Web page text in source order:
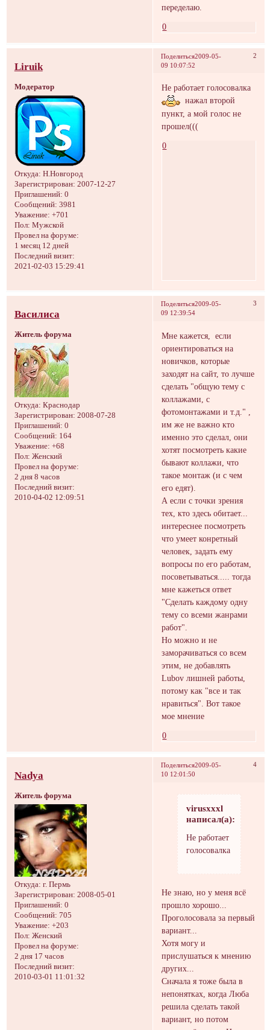
переделаю.
0
Поделиться 2
2009-05-
09 10:07:52
Liruik
Модератор
Откуда: Н.Новгород
Зарегистрирован: 2007-12-27
Приглашений: 0
Сообщений: 3981
Уважение: +701
Пол: Мужской
Провел на форуме:
1 месяц 12 дней
Последний визит:
2021-02-03 15:29:41
Не работает голосовалка
нажал второй
пункт, а мой голос не
прошел(((
0
Поделиться 3
2009-05-
09 12:39:54
Василиса
Житель форума
Откуда: Краснодар
Зарегистрирован: 2008-07-28
Приглашений: 0
Сообщений: 164
Уважение: +68
Пол: Женский
Провел на форуме:
2 дня 8 часов
Последний визит:
2010-04-02 12:09:51
Мне кажется, если
ориентироваться на
новичков, которые
заходят на сайт, то лучше
сделать "общую тему с
коллажами, с
фотомонтажами и т.д." ,
им же не важно кто
именно это сделал, они
хотят посмотреть какие
бывают коллажи, что
такое монтаж (и с чем
его едят).
А если с точки зрения
тех, кто здесь обитает...
интереснее посмотреть
что умеет конретный
человек, задать ему
вопросы по его работам,
посоветываться..... тогда
мне кажеться ответ
"Сделать каждому одну
тему со всеми жанрами
работ".
Но можно и не
заморачиваться со всем
этим, не добавлять
Lubov лишней работы,
потому как "все и так
нравиться". Вот такое
мое мнение
0
Поделиться 4
2009-05-
10 12:01:50
Nadya
Житель форума
Откуда: г. Пермь
Зарегистрирован: 2008-05-01
Приглашений: 0
Сообщений: 705
Уважение: +203
Пол: Женский
Провел на форуме:
2 дня 17 часов
Последний визит:
2010-03-01 11:01:32
virusxxxl
написал(а):
Не работает
голосовалка
Не знаю, но у меня всё
прошло хорошо...
Проголосовала за первый
вариант...
Хотя могу и
прислушаться к мнению
других...
Сначала я тоже была в
непонятках, когда Люба
решила сделать такой
вариант, но потом